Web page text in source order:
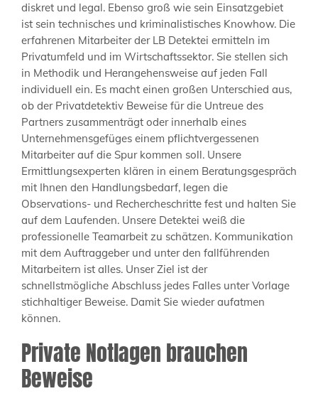
diskret und legal. Ebenso groß wie sein Einsatzgebiet
ist sein technisches und kriminalistisches Knowhow. Die
erfahrenen Mitarbeiter der LB Detektei ermitteln im
Privatumfeld und im Wirtschaftssektor. Sie stellen sich
in Methodik und Herangehensweise auf jeden Fall
individuell ein. Es macht einen großen Unterschied aus,
ob der Privatdetektiv Beweise für die Untreue des
Partners zusammenträgt oder innerhalb eines
Unternehmensgefüges einem pflichtvergessenen
Mitarbeiter auf die Spur kommen soll. Unsere
Ermittlungsexperten klären in einem Beratungsgespräch
mit Ihnen den Handlungsbedarf, legen die
Observations- und Rechercheschritte fest und halten Sie
auf dem Laufenden. Unsere Detektei weiß die
professionelle Teamarbeit zu schätzen. Kommunikation
mit dem Auftraggeber und unter den fallführenden
Mitarbeitern ist alles. Unser Ziel ist der
schnellstmögliche Abschluss jedes Falles unter Vorlage
stichhaltiger Beweise. Damit Sie wieder aufatmen
können.
Private Notlagen brauchen
Beweise